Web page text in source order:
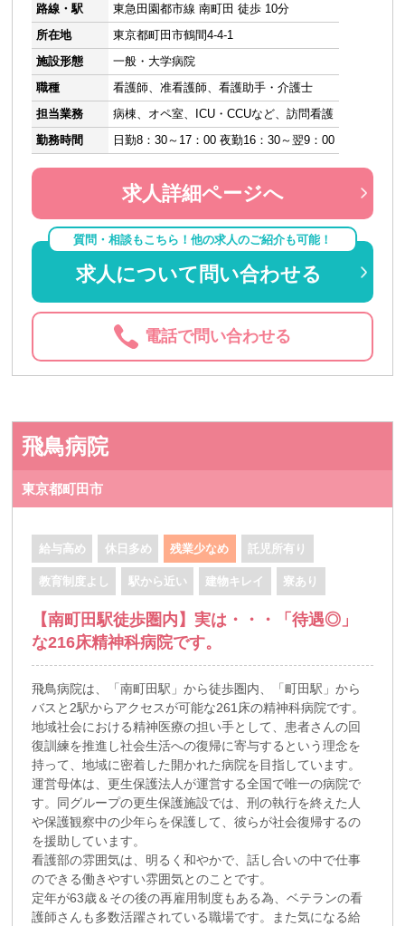
路線・駅
東急田園都市線 南町田 徒歩 10分
所在地
東京都町田市鶴間4-4-1
施設形態
一般・大学病院
職種
看護師、准看護師、看護助手・介護士
担当業務
病棟、オペ室、ICU・CCUなど、訪問看護
勤務時間
日勤8：30～17：00 夜勤16：30～翌9：00
求人詳細ページへ
質問・相談もこちら！他の求人のご紹介も可能！
求人について問い合わせる
電話で問い合わせる
飛鳥病院
東京都町田市
給与高め 休日多め 残業少なめ 託児所有り
教育制度よし 駅から近い 建物キレイ 寮あり
【南町田駅徒歩圏内】実は・・・「待遇◎」
な216床精神科病院です。
飛鳥病院は、「南町田駅」から徒歩圏内、「町田駅」から
バスと2駅からアクセスが可能な261床の精神科病院です。
地域社会における精神医療の担い手として、患者さんの回
復訓練を推進し社会生活への復帰に寄与するという理念を
持って、地域に密着した開かれた病院を目指しています。
運営母体は、更生保護法人が運営する全国で唯一の病院で
す。同グループの更生保護施設では、刑の執行を終えた人
や保護観察中の少年らを保護して、彼らが社会復帰するの
を援助しています。
看護部の雰囲気は、明るく和やかで、話し合いの中で仕事
のできる働きやすい雰囲気とのことです。
定年が63歳＆その後の再雇用制度もある為、ベテランの看
護師さんも多数活躍されている職場です。また気になる給